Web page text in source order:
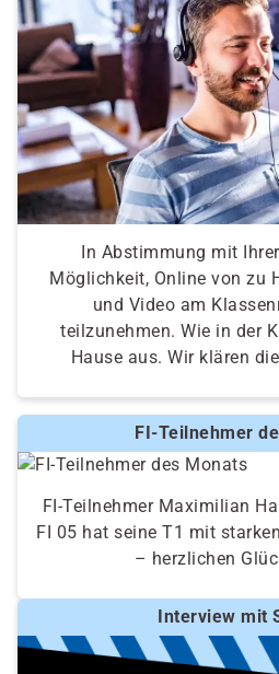
In Abstimmung mit
Möglichkeit, Online von zu
und Video am
teilzunehmen. Wie in der
Hause aus. Wir klären
FI-Teilnehmer
FI-Teilnehmer Maximilian
FI 05 hat seine T1 mit
– herzlichen
Interview mit